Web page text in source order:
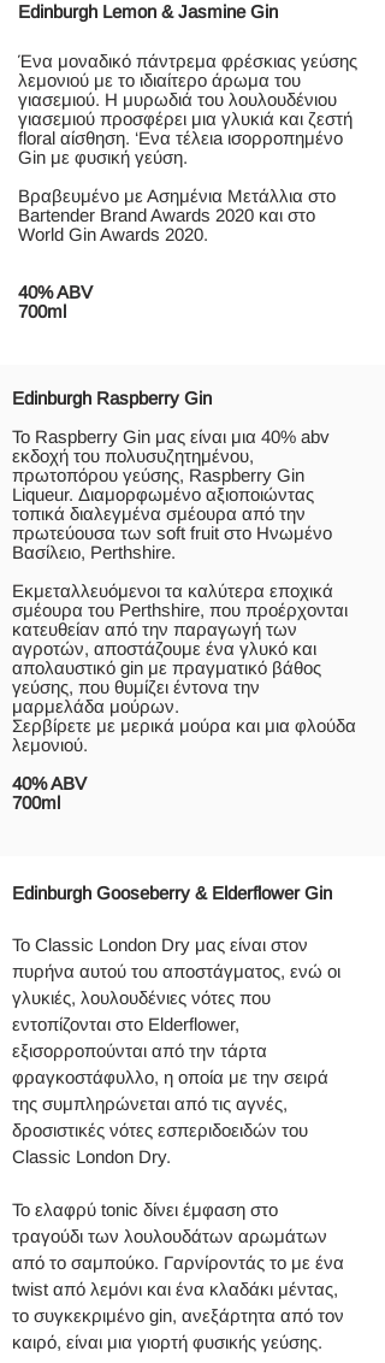
Edinburgh Lemon & Jasmine Gin
Ένα μοναδικό πάντρεμα φρέσκιας γεύσης
λεμονιού με το ιδιαίτερο άρωμα του
γιασεμιού. H μυρωδιά του λουλουδένιου
γιασεμιού προσφέρει μια γλυκιά και ζεστή
floral αίσθηση. ‘Ενα τέλειa ισορροπημένο
Gin με φυσική γεύση.
Βραβευμένο με Ασημένια Μετάλλια στο
Bartender Brand Awards 2020 και στο
World Gin Awards 2020.
40% ABV
700ml
Edinburgh Raspberry Gin
Το Raspberry Gin μας είναι μια 40% abv
εκδοχή του πολυσυζητημένου,
πρωτοπόρου γεύσης, Raspberry Gin
Liqueur. Διαμορφωμένο αξιοποιώντας
τοπικά διαλεγμένα σμέουρα από την
πρωτεύουσα των sοft fruit στο Ηνωμένο
Βασίλειο, Perthshire.
Εκμεταλλευόμενοι τα καλύτερα εποχικά
σμέουρα του Perthshire, που προέρχονται
κατευθείαν από την παραγωγή των
αγροτών, αποστάζουμε ένα γλυκό και
απολαυστικό gin με πραγματικό βάθος
γεύσης, που θυμίζει έντονα την
μαρμελάδα μούρων.
Σερβίρετε με μερικά μούρα και μια φλούδα
λεμονιού.
40% ABV
700ml
Edinburgh Gooseberry & Elderflower Gin
Το Classic London Dry μας είναι στον
πυρήνα αυτού του αποστάγματος, ενώ οι
γλυκιές, λουλουδένιες νότες που
εντοπίζονται στο Elderflower,
εξισορροπούνται από την τάρτα
φραγκοστάφυλλο, η οποία με την σειρά
της συμπληρώνεται από τις αγνές,
δροσιστικές νότες εσπεριδοειδών του
Classic London Dry.
Το ελαφρύ tonic δίνει έμφαση στο
τραγούδι των λουλουδάτων αρωμάτων
από το σαμπούκο. Γαρνίροντάς το με ένα
twist από λεμόνι και ένα κλαδάκι μέντας,
το συγκεκριμένο gin, ανεξάρτητα από τον
καιρό, είναι μια γιορτή φυσικής γεύσης.